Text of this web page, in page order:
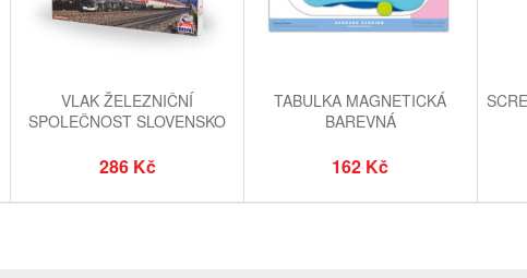
VLAK ŽELEZNIČNÍ
SPOLEČNOST SLOVENSKO
BATERIE
286 Kč
TABULKA MAGNETICKÁ
BAREVNÁ
162 Kč